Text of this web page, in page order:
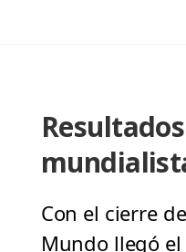
Con el cierre
Mundo llegó